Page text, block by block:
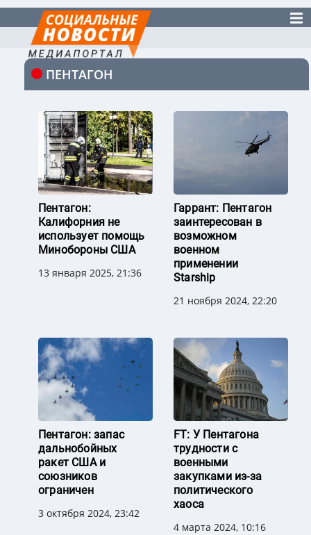
ПЕНТАГОН
Пентагон:
Калифорния не
использует помощь
Минобороны США
13 января 2025, 21:36
Гаррант: Пентагон
заинтересован в
возможном
военном
применении
Starship
21 ноября 2024, 22:20
Пентагон: запас
дальнобойных
ракет США и
союзников
ограничен
3 октября 2024, 23:42
FT: У Пентагона
трудности с
военными
закупками из-за
политического
хаоса
4 марта 2024, 10:16